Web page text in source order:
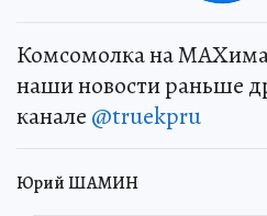
Комсомолка на
наши новости раньше
канале @truekpru
Юрий ШАМИН